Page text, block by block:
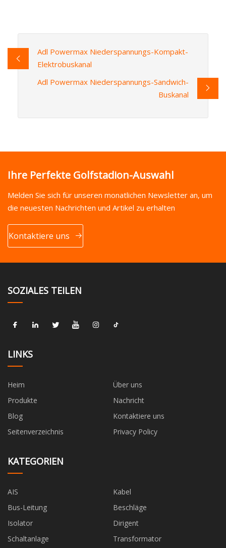
Adl Powermax Niederspannungs-Kompakt-
Elektrobuskanal
Adl Powermax Niederspannungs-Sandwich-
Buskanal
Ihre Perfekte Golfstadion-Auswahl
Melden Sie sich für unseren monatlichen Newsletter an, um
die neuesten Nachrichten und Artikel zu erhalten
Kontaktiere uns
SOZIALES TEILEN
LINKS
Heim
Über uns
Produkte
Nachricht
Blog
Kontaktiere uns
Seitenverzeichnis
Privacy Policy
KATEGORIEN
AIS
Kabel
Bus-Leitung
Beschläge
Isolator
Dirigent
Schaltanlage
Transformator